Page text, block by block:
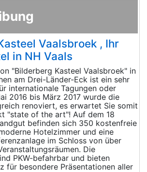
Vaalsbroek , Ihr
in NH Vaals
"Bilderberg Kasteel Vaalsbroek" in
am Drei-Länder-Eck ist ein sehr
internationale Tagungen oder
2016 bis März 2017 wurde die
renoviert, es erwartet Sie somit
"state of the art"! Auf dem 18
befinden sich 350 kostenfreie
Hotelzimmer und eine
im Schloss von über
Die
PKW-befahrbar und bieten
für besondere Präsentationen aller